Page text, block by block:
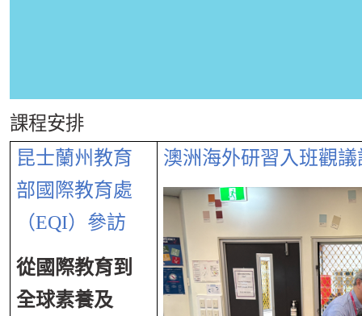
課程安排
昆士蘭州教育
部國際教育處
（EQI）參訪
從國際教育到
全球素養及
澳洲海外研習入班觀